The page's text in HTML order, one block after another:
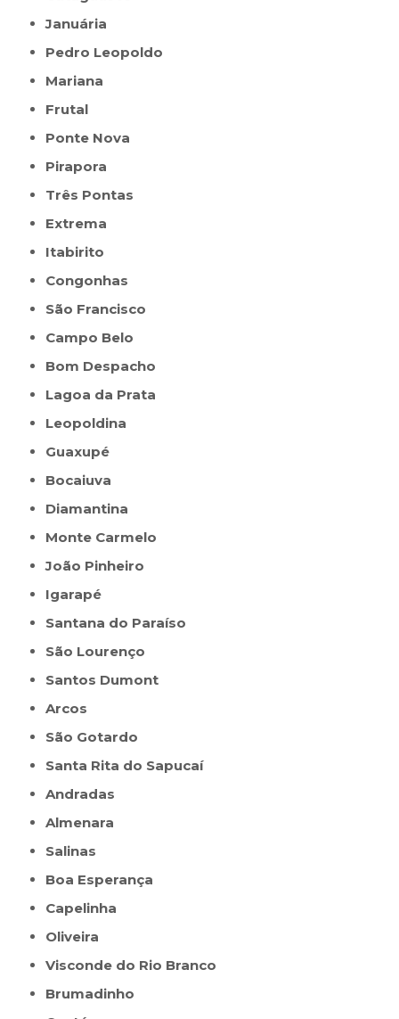
Januária
Pedro Leopoldo
Mariana
Frutal
Ponte Nova
Pirapora
Três Pontas
Extrema
Itabirito
Congonhas
São Francisco
Campo Belo
Bom Despacho
Lagoa da Prata
Leopoldina
Guaxupé
Bocaiuva
Diamantina
Monte Carmelo
João Pinheiro
Igarapé
Santana do Paraíso
São Lourenço
Santos Dumont
Arcos
São Gotardo
Santa Rita do Sapucaí
Andradas
Almenara
Salinas
Boa Esperança
Capelinha
Oliveira
Visconde do Rio Branco
Brumadinho